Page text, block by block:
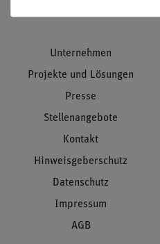
Unternehmen
Projekte und Lösungen
Presse
Stellenangebote
Kontakt
Hinweisgeberschutz
Datenschutz
Impressum
AGB